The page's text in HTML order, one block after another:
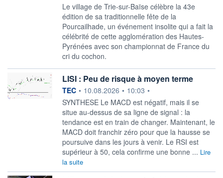
Le village de Trie-sur-Baïse célèbre la 43e
édition de sa traditionnelle fête de la
Pourcailhade, un événement insolite qui a fait la
célébrité de cette agglomération des Hautes-
Pyrénées avec son championnat de France du
cri du cochon.
LISI : Peu de risque à moyen terme
information fournie par
TEC • 10.08.2026 • 10:03 •
SYNTHESE Le MACD est négatif, mais il se
situe au-dessus de sa ligne de signal : la
tendance est en train de changer. Maintenant, le
MACD doit franchir zéro pour que la hausse se
poursuive dans les jours à venir. Le RSI est
supérieur à 50, cela confirme une bonne ... Lire
la suite